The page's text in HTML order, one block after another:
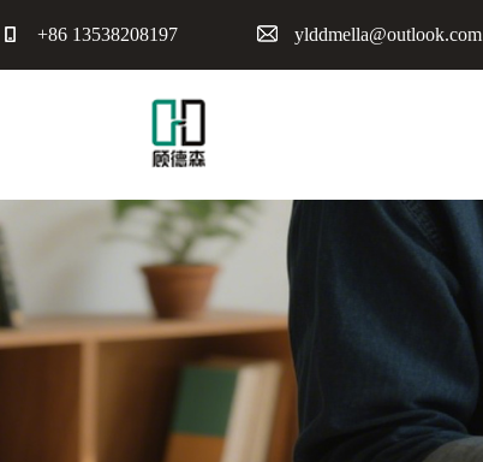
+86 13538208197 ylddmella@outlook.com